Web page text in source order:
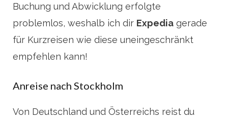
Buchung und Abwicklung erfolgte
problemlos, weshalb ich dir Expedia gerade
für Kurzreisen wie diese uneingeschränkt
empfehlen kann!
Anreise nach Stockholm
Von Deutschland und Österreichs reist du